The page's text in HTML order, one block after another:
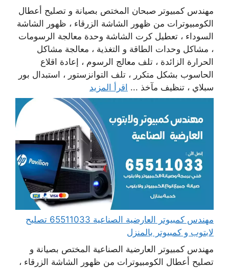
مهندس كمبيوتر صبحان المختص بصيانة و تصليح أعطال
الكومبيوترات من ظهور الشاشة الزرقاء ، ظهور الشاشة
السوداء ، تعطيل كرت الشاشة وحدة معالجة الرسومات
، مشاكل وحدات الطاقة و التغذية ، معالجة مشاكل
الحرارة الزائدة ، تلف معالج الرسوم ، إعادة اقلاع
الحاسوب بشكل متكرر ، تلف التوانزستور ، استبدال بور
سبلاي ، تنظيف مآخذ ... اقرأ المزيد
مهندس كمبيوتر العارضية الصناعية 65511033 تصليح
لابتوب و كمبيوتر بالمنزل
مهندس كمبيوتر العارضية الصناعية المختص بصيانة و
تصليح أعطال الكومبيوترات من ظهور الشاشة الزرقاء ،